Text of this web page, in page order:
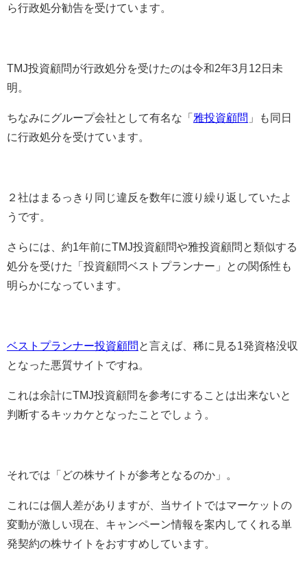
ら行政処分勧告を受けています。
TMJ投資顧問が行政処分を受けたのは令和2年3月12日未
明。
ちなみにグループ会社として有名な「 雅投資顧問 」も同日
に行政処分を受けています。
２社はまるっきり同じ違反を数年に渡り繰り返していたよ
うです。
さらには、約1年前にTMJ投資顧問や雅投資顧問と類似する
処分を受けた「投資顧問ベストプランナー」との関係性も
明らかになっています。
ベストプランナー投資顧問 と言えば、稀に見る1発資格没収
となった悪質サイトですね。
これは余計にTMJ投資顧問を参考にすることは出来ないと
判断するキッカケとなったことでしょう。
それでは「どの株サイトが参考となるのか」。
これには個人差がありますが、当サイトではマーケットの
変動が激しい現在、キャンペーン情報を案内してくれる単
発契約の株サイトをおすすめしています。